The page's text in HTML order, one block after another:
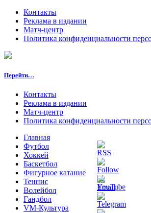
Контакты
Реклама в издании
Матч-центр
Политика конфиденциальности
Перейти…
Контакты
Реклама в издании
Матч-центр
Политика конфиденциальности
Главная
Футбол
Хоккей
Баскетбол
Фигурное катание
Теннис
Волейбол
Гандбол
VM-Культура